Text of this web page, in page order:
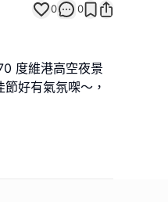
0 0
度維港高空夜景
好有氣氛㗎～，